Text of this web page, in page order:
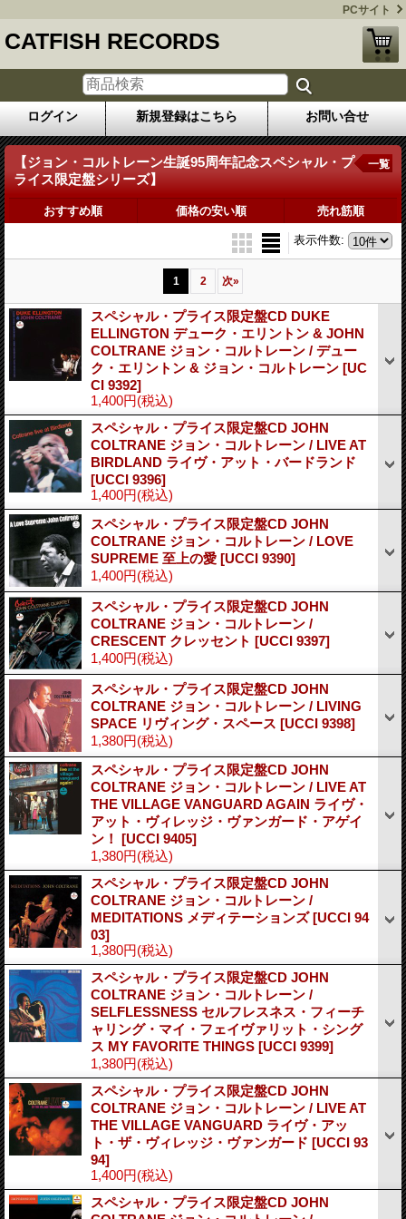
PCサイト
CATFISH RECORDS
ログイン 新規登録はこちら お問い合せ
【ジョン・コルトレーン生誕95周年記念スペシャル・プ
ライス限定盤シリーズ】
一覧
おすすめ順 価格の安い順 売れ筋順
表示件数:
1 2 次»
スペシャル・プライス限定盤CD DUKE
ELLINGTON デューク・エリントン & JOHN
COLTRANE ジョン・コルトレーン / デュー
ク・エリントン & ジョン・コルトレーン [UC
CI 9392]
1,400円(税込)
スペシャル・プライス限定盤CD JOHN
COLTRANE ジョン・コルトレーン / LIVE AT
BIRDLAND ライヴ・アット・バードランド
[UCCI 9396]
1,400円(税込)
スペシャル・プライス限定盤CD JOHN
COLTRANE ジョン・コルトレーン / LOVE
SUPREME 至上の愛 [UCCI 9390]
1,400円(税込)
スペシャル・プライス限定盤CD JOHN
COLTRANE ジョン・コルトレーン /
CRESCENT クレッセント [UCCI 9397]
1,400円(税込)
スペシャル・プライス限定盤CD JOHN
COLTRANE ジョン・コルトレーン / LIVING
SPACE リヴィング・スペース [UCCI 9398]
1,380円(税込)
スペシャル・プライス限定盤CD JOHN
COLTRANE ジョン・コルトレーン / LIVE AT
THE VILLAGE VANGUARD AGAIN ライヴ・
アット・ヴィレッジ・ヴァンガード・アゲイ
ン！ [UCCI 9405]
1,380円(税込)
スペシャル・プライス限定盤CD JOHN
COLTRANE ジョン・コルトレーン /
MEDITATIONS メディテーションズ[UCCI 94
03]
1,380円(税込)
スペシャル・プライス限定盤CD JOHN
COLTRANE ジョン・コルトレーン /
SELFLESSNESS セルフレスネス・フィーチ
ャリング・マイ・フェイヴァリット・シング
ス MY FAVORITE THINGS [UCCI 9399]
1,380円(税込)
スペシャル・プライス限定盤CD JOHN
COLTRANE ジョン・コルトレーン / LIVE AT
THE VILLAGE VANGUARD ライヴ・アッ
ト・ザ・ヴィレッジ・ヴァンガード [UCCI 93
94]
1,400円(税込)
スペシャル・プライス限定盤CD JOHN